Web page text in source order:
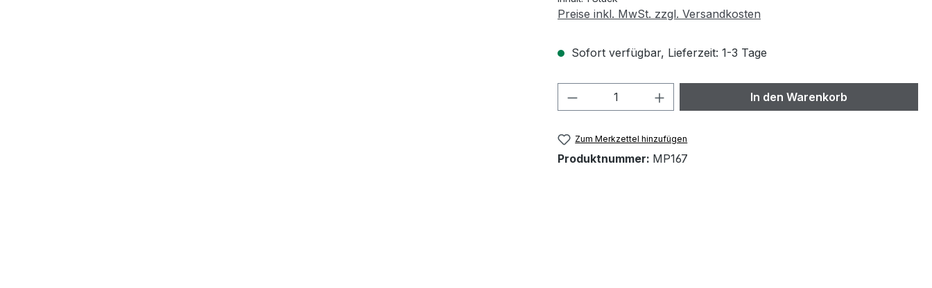
Preise inkl. MwSt. zzgl. Versandkosten
Sofort verfügbar, Lieferzeit: 1-3 Tage
Produkt Anzahl: Gib den gewünschten Wert
In den Warenkorb
Zum Merkzettel hinzufügen
Produktnummer: MP167